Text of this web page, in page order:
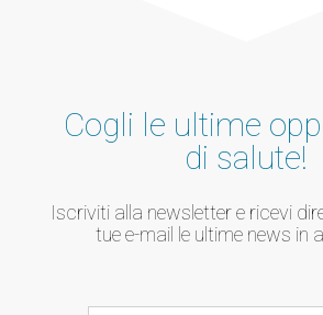
Cogli le ultime
di salute!
Iscriviti alla newsletter e ricevi
tue e-mail le ultime news in